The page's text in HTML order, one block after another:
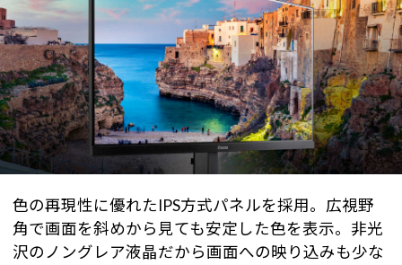
色の再現性に優れたIPS方式パネルを採用。広視野
角で画面を斜めから見ても安定した色を表示。非光
沢のノングレア液晶だから画面への映り込みも少な